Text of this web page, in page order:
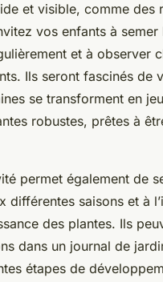
et visible, comme des
vos enfants à semer
et à observer
Ils seront fascinés de
se transforment en
robustes, prêtes à
permet également de
différentes saisons et à
des plantes. Ils
dans un journal de
étapes de